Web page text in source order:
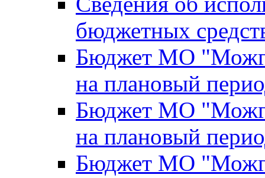
бюджетных
Бюджет МО
на плановый
Бюджет МО
на плановый
Бюджет МО